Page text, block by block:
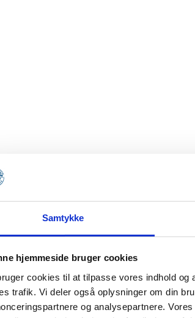
Samtykke
hjemmeside bruger cookies
cookies til at tilpasse vores indhold
trafik. Vi deler også oplysninger om din
og analysepartnere.
Drejekobling, Fastkobling, Reservedele